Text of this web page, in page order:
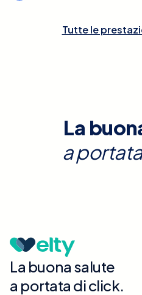
Tutte le
La
a
La buona salute
a portata di click.